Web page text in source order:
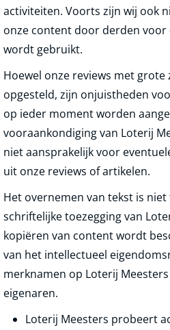
activiteiten. Voorts zijn wij ook
onze content door derden voor
wordt gebruikt.
Hoewel onze reviews met
opgesteld, zijn onjuistheden
op ieder moment worden
vooraankondiging van Loterij
niet aansprakelijk voor
uit onze reviews of artikelen.
Het overnemen van tekst is
schriftelijke toezegging van
kopiëren van content wordt
van het intellectueel
merknamen op Loterij
eigenaren.
Loterij Meesters probeert